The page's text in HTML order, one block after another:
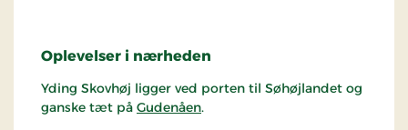
Oplevelser i nærheden
Yding Skovhøj ligger ved porten til Søhøjlandet og
ganske tæt på Gudenåen.